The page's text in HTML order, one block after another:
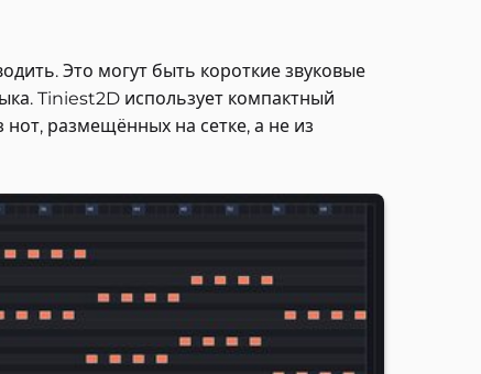
Это могут быть короткие звуковые
Tiniest2D использует компактный
нот, размещённых на сетке, а не из